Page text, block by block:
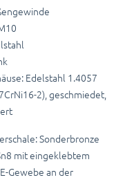
Edelstahl 1.4057
2), geschmiedet,
Sonderbronze
mit eingeklebtem
Gewebe an der